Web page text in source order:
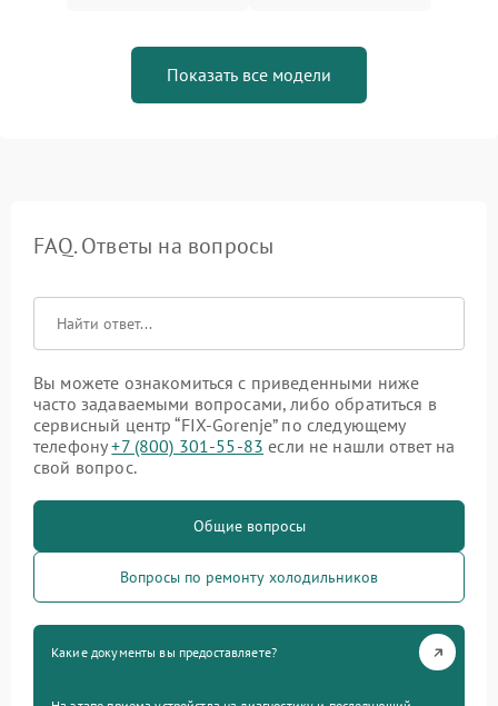
Показать все модели
FAQ. Ответы на вопросы
Вы можете ознакомиться с приведенными ниже
часто задаваемыми вопросами, либо обратиться в
сервисный центр “FIX-Gorenje” по следующему
телефону+7 (800) 301-55-83 если не нашли ответ на
свой вопрос.
Общие вопросы
Вопросы по ремонту холодильников
Какие документы вы предоставляете?